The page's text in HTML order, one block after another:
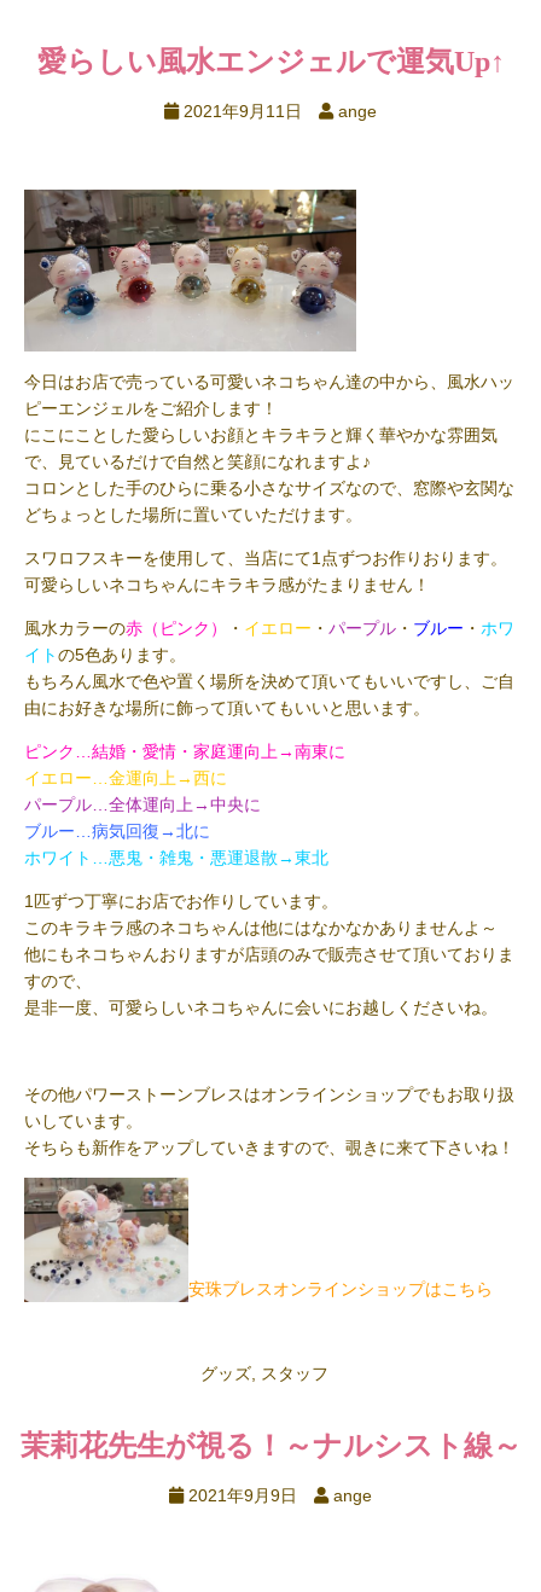
愛らしい風水エンジェルで運気Up↑
2021年9月11日 ange
今日はお店で売っている可愛いネコちゃん達の中から、風水ハッ
ピーエンジェルをご紹介します！
にこにことした愛らしいお顔とキラキラと輝く華やかな雰囲気
で、見ているだけで自然と笑顔になれますよ♪
コロンとした手のひらに乗る小さなサイズなので、窓際や玄関な
どちょっとした場所に置いていただけます。
スワロフスキーを使用して、当店にて1点ずつお作りおります。
可愛らしいネコちゃんにキラキラ感がたまりません！
風水カラーの赤（ピンク） ・ イエロー ・ パープル ・ ブルー ・ ホワ
イトの5色あります。
もちろん風水で色や置く場所を決めて頂いてもいいですし、ご自
由にお好きな場所に飾って頂いてもいいと思います。
ピンク…結婚・愛情・家庭運向上→南東に
イエロー…金運向上→西に
パープル…全体運向上→中央に
ブルー…病気回復→北に
ホワイト…悪鬼・雑鬼・悪運退散→東北
1匹ずつ丁寧にお店でお作りしています。
このキラキラ感のネコちゃんは他にはなかなかありませんよ～
他にもネコちゃんおりますが店頭のみで販売させて頂いておりま
すので、
是非一度、可愛らしいネコちゃんに会いにお越しくださいね。
その他パワーストーンブレスはオンラインショップでもお取り扱
いしています。
そちらも新作をアップしていきますので、覗きに来て下さいね！
安珠ブレスオンラインショップはこちら
グッズ スタッフ
茉莉花先生が視る！～ナルシスト線～
2021年9月9日 ange